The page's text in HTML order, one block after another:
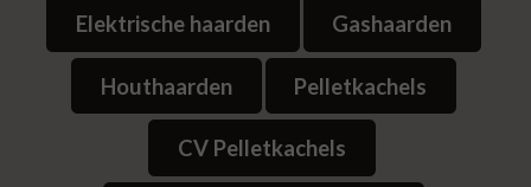
Elektrische haarden Gashaarden
Houthaarden Pelletkachels
CV Pelletkachels